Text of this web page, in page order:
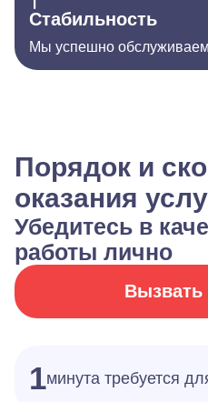
Стабильность
Мы успешно обслуживаем
Порядок и
оказания
Убедитесь в
работы лично
Вызвать
1минута требуется